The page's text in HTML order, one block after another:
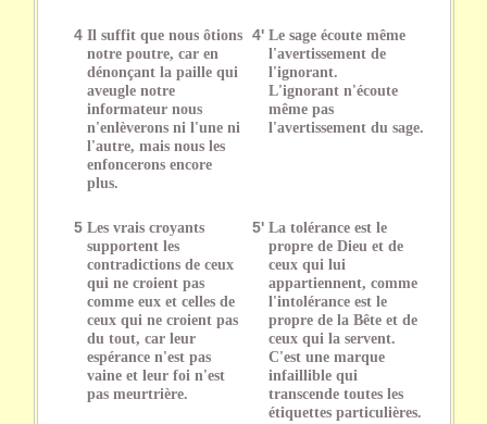
4 Il suffit que nous ôtions
notre poutre, car en
dénonçant la paille qui
aveugle notre
informateur nous
n'enlèverons ni l'une ni
l'autre, mais nous les
enfoncerons encore
plus.
4' Le sage écoute même
l'avertissement de
l'ignorant.
L'ignorant n'écoute
même pas
l'avertissement du sage.
5 Les vrais croyants
supportent les
contradictions de ceux
qui ne croient pas
comme eux et celles de
ceux qui ne croient pas
du tout, car leur
espérance n'est pas
vaine et leur foi n'est
pas meurtrière.
5' La tolérance est le
propre de Dieu et de
ceux qui lui
appartiennent, comme
l'intolérance est le
propre de la Bête et de
ceux qui la servent.
C'est une marque
infaillible qui
transcende toutes les
étiquettes particulières.